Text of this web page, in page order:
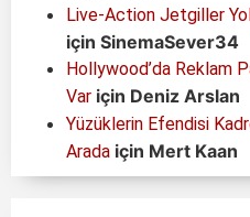
Live-Action Jetgiller
için SinemaSever34
Hollywood’da Reklam
Var için Deniz Arslan
Yüzüklerin Efendisi
Arada için Mert Kaan